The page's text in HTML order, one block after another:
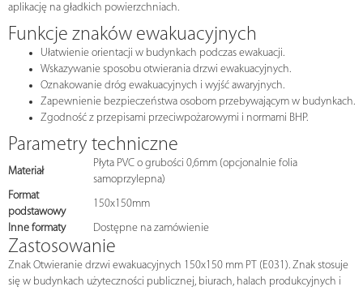
aplikację na gładkich powierzchniach.
Funkcje znaków ewakuacyjnych
Ułatwienie orientacji w budynkach podczas ewakuacji.
Wskazywanie sposobu otwierania drzwi ewakuacyjnych.
Oznakowanie dróg ewakuacyjnych i wyjść awaryjnych.
Zapewnienie bezpieczeństwa osobom przebywającym w budynkach.
Zgodność z przepisami przeciwpożarowymi i normami BHP.
Parametry techniczne
Materiał
Płyta PVC o grubości 0,6mm (opcjonalnie folia
samoprzylepna)
Format
podstawowy
150x150mm
Inne formaty
Dostępne na zamówienie
Zastosowanie
Znak Otwieranie drzwi ewakuacyjnych 150x150 mm PT (E031). Znak stosuje
się w budynkach użyteczności publicznej, biurach, halach produkcyjnych i